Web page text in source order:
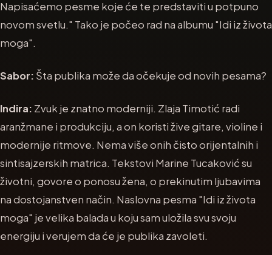
Napisaćemo pesme koje će te predstaviti u potpuno
novom svetlu." Tako je počeo rad na albumu "Idi iz života
moga".
Sabor: Šta publika može da očekuje od novih pesama?
Indira: Zvuk je znatno moderniji. Zlaja Timotić radi
aranžmane i produkciju, a on koristi žive gitare, violine i
modernije ritmove. Nema više onih čisto orijentalnih i
sintisajzerskih matrica. Tekstovi Marine Tucaković su
životni, govore o ponosu žena, o prekinutim ljubavima
na dostojanstven način. Naslovna pesma "Idi iz života
moga" je velika balada u koju sam uložila svu svoju
energiju i verujem da će je publika zavoleti.